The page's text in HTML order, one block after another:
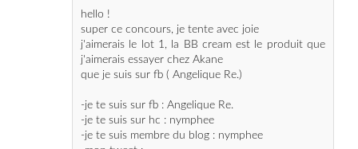
j'aimerais essayer chez Akane
que je suis sur fb ( Angelique Re.)
-je te suis sur fb : Angelique Re.
-je te suis sur hc : nymphee
-je te suis membre du blog : nymphee
-mon tweet :
https://twitter.com/roxange78/status/395873198
937366528